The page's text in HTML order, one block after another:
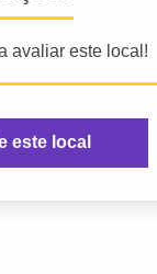
avaliar este local!
este local